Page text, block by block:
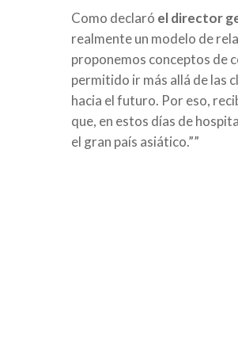
Como declaró el director
realmente un modelo de
proponemos conceptos de
permitido ir más allá de las
hacia el futuro. Por eso,
que, en estos días de
el gran país asiático.””